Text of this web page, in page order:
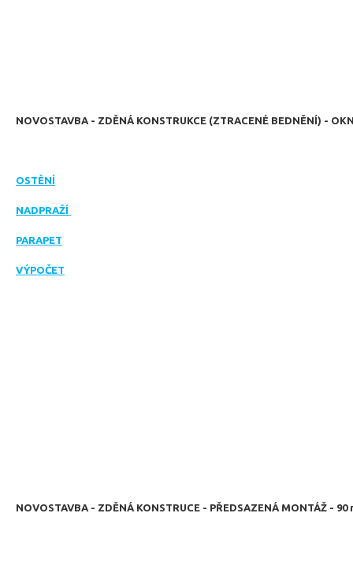
NOVOSTAVBA - ZDĚNÁ KONSTRUKCE (ZTRACENÉ BEDNĚNÍ) -
OSTĚNÍ
NADPRAŽÍ
PARAPET
VÝPOČET
NOVOSTAVBA - ZDĚNÁ KONSTRUCE - PŘEDSAZENÁ MONTÁŽ - 90